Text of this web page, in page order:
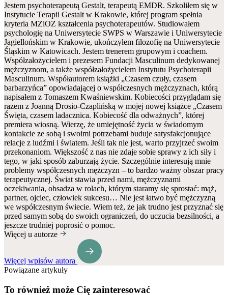
Jestem psychoterapeutą Gestalt, terapeutą EMDR. Szkoliłem się w
Instytucie Terapii Gestalt w Krakowie, której program spełnia
kryteria MZiOZ kształcenia psychoterapeutów. Studiowałem
psychologię na Uniwersytecie SWPS w Warszawie i Uniwersytecie
Jagiellońskim w Krakowie, ukończyłem filozofię na Uniwersytecie
Śląskim w Katowicach. Jestem trenerem grupowym i coachem.
Współzałożycielem i prezesem Fundacji Masculinum dedykowanej
mężczyznom, a także współzałożycielem Instytutu Psychoterapii
Masculinum. Współautorem książki „Czasem czuły, czasem
barbarzyńca” opowiadającej o współczesnych mężczyznach, którą
napisałem z Tomaszem Kwaśniewskim. Kobiecości przyglądam się
razem z Joanną Drosio-Czaplińską w mojej nowej książce „Czasem
Święta, czasem ladacznica. Kobiecość dla odważnych”, której
premiera wiosną. Wierzę, że umiejętność życia w świadomym
kontakcie ze sobą i swoimi potrzebami buduje satysfakcjonujące
relacje z ludźmi i światem. Jeśli tak nie jest, warto przyjrzeć swoim
przekonaniom. Większość z nas nie zdaje sobie sprawy z ich siły i
tego, w jaki sposób zaburzają życie. Szczególnie interesują mnie
problemy współczesnych mężczyzn – to bardzo ważny obszar pracy
terapeutycznej. Świat stawia przed nami, mężczyznami
oczekiwania, obsadza w rolach, którym staramy się sprostać: mąż,
partner, ojciec, człowiek sukcesu… Nie jest łatwo być mężczyzną
we współczesnym świecie. Wiem też, że jak trudno jest przyznać się
przed samym sobą do swoich ograniczeń, do uczucia bezsilności, a
jeszcze trudniej poprosić o pomoc.
Więcej u autorze
Więcej wpisów autora
Powiązane artykuły
To również może Cię zainteresować